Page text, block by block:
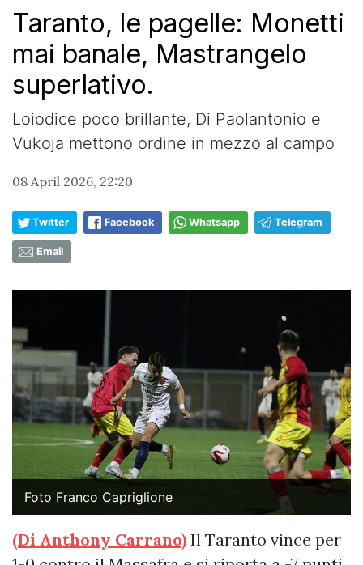
Taranto, le pagelle: Monetti
mai banale, Mastrangelo
superlativo.
Loiodice poco brillante, Di Paolantonio e
Vukoja mettono ordine in mezzo al campo
08 April 2026, 22:20
Twitter Facebook Whatsapp Telegram
Email
Foto Franco Capriglione
(Di Anthony Carrano) Il Taranto vince per